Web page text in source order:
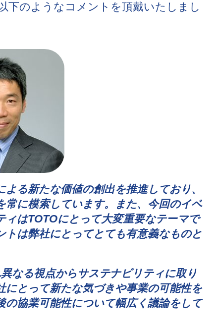
のようなコメントを頂戴いたしまし
る新たな価値の創出を推進しており、
に模索しています。
また、今回のイベ
ィはTOTOにとって大変重要なテーマで
トは弊社にとってとても有意義なものと
なる視点からサステナビリティに取り
とって新たな気づきや事業の可能性を
の協業可能性について幅広く議論をして